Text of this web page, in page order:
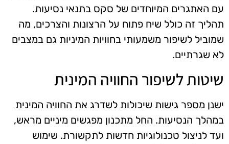
עם האתגרים המיוחדים של סקס בתנאי נסיעות.
תהליך זה כולל שיח פתוח על הרצונות והצרכים, מה
שמוביל לשיפור משמעותי בחוויות המיניות גם במצבים
לא שגרתיים.
שיטות לשיפור החוויה המינית
ישנן מספר גישות שיכולות לשדרג את החוויה המינית
במהלך הנסיעות. החל מתכנון מפגשים מיניים מראש,
ועד לניצול טכנולוגיות חדשות לתקשורת. שימוש